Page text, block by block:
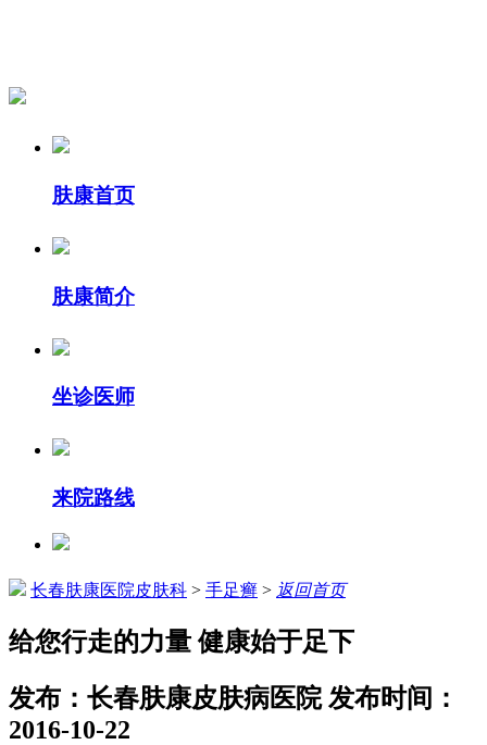
肤康首页
肤康简介
坐诊医师
来院路线
长春肤康医院皮肤科 > 手足癣 > 返回首页
给您行走的力量 健康始于足下
发布：长春肤康皮肤病医院发布时间：
2016-10-22